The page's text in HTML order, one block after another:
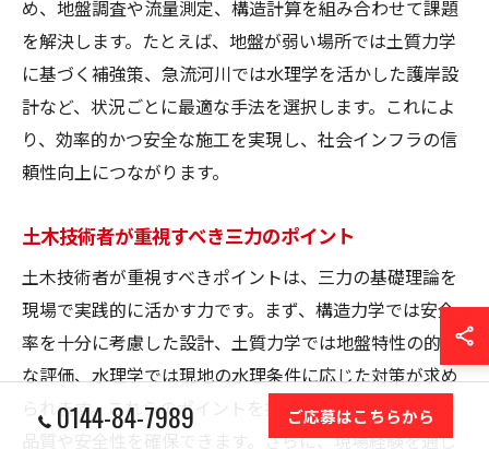
め、地盤調査や流量測定、構造計算を組み合わせて課題
を解決します。たとえば、地盤が弱い場所では土質力学
に基づく補強策、急流河川では水理学を活かした護岸設
計など、状況ごとに最適な手法を選択します。これによ
り、効率的かつ安全な施工を実現し、社会インフラの信
頼性向上につながります。
土木技術者が重視すべき三力のポイント
土木技術者が重視すべきポイントは、三力の基礎理論を
現場で実践的に活かす力です。まず、構造力学では安全
率を十分に考慮した設計、土質力学では地盤特性の的確
な評価、水理学では現地の水理条件に応じた対策が求め
られます。これらのポイントを押さえることで、施工の
品質や安全性を確保できます。さらに、現場経験を通じ
0144-84-7989 ご応募はこちらから